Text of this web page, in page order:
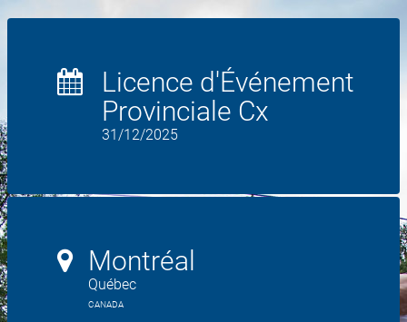
Licence d'Événement
Provinciale Cx
31/12/2025
Montréal
Québec
CANADA